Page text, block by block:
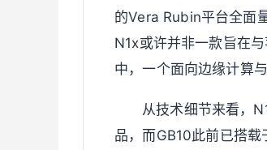
的Vera Rubin平台全面
N1x或许并非一款旨在
中，一个面向边缘计算
从技术细节来看，
品，而GB10此前已搭